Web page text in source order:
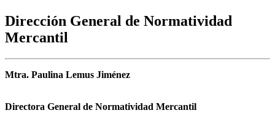
Dirección General de Normatividad
Mercantil
Mtra. Paulina Lemus Jiménez
Directora General de Normatividad Mercantil